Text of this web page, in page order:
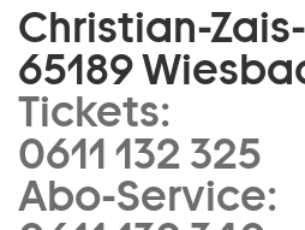
Christian-
65189
Tickets:
0611 132 325
Abo-Service: